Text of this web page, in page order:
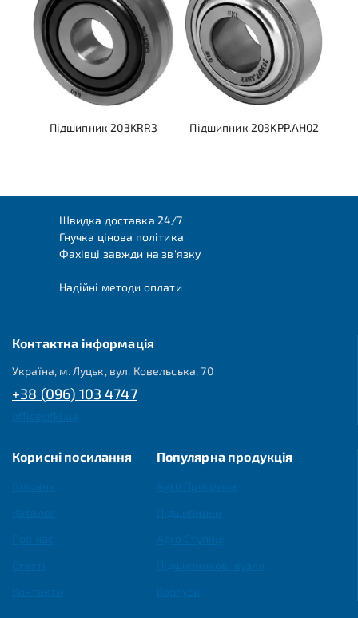
Підшипник 203KRR3 Підшипник 203KPP.AH02
Швидка доставка 24/7
Гнучка цінова політика
Фахівці завжди на зв'язку
Надійні методи оплати
Контактна інформація
Україна, м. Луцьк, вул. Ковельська, 70
+38 (096) 103 4747
Корисні посилання Популярна продукція